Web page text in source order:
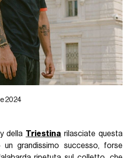
2024
della Triestina rilasciate questa
grandissimo successo, forse